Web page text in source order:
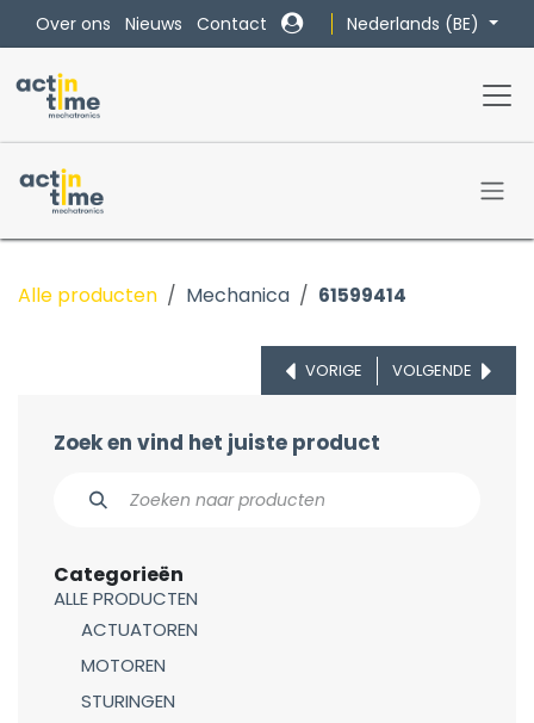
Overslaan naar inhoud
Over ons Nieuws Contact Nederlands (BE)
Alle producten Mechanica 61599414
VORIGE VOLGENDE
Zoek en vind het juiste product
Categorieën
ALLE PRODUCTEN
ACTUATOREN
MOTOREN
STURINGEN